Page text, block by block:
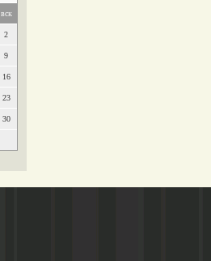
вск
2
9
16
23
30